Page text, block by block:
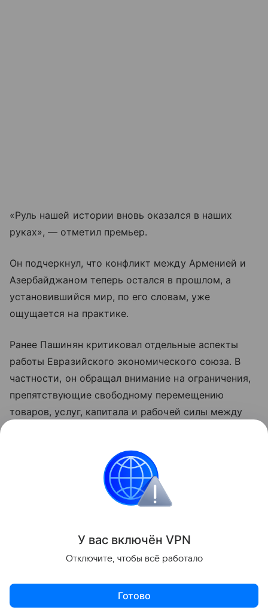
«Руль нашей истории вновь оказался в наших
руках», — отметил премьер.
Он подчеркнул, что конфликт между Арменией и
Азербайджаном теперь остался в прошлом, а
установившийся мир, по его словам, уже
ощущается на практике.
Ранее Пашинян критиковал отдельные аспекты
работы Евразийского экономического союза. В
частности, он обращал внимание на ограничения,
препятствующие свободному перемещению
товаров, услуг, капитала и рабочей силы между
для бизнеса и эффективность интеграции.
Армения Внешняя политика
Поделиться
У вас включён VPN
Отключите, чтобы всё работало
Готово